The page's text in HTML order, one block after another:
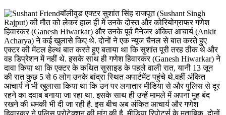
बॉलीवुड एक्टर सुशांत सिंह राजपूत (Sushant Singh
Rajput) की मौत को लेकर हाल ही में उनके दोस्त और कोरियोग्राफर गणेश
हिवारकर (Ganesh Hiwarkar) और उनके पूर्व मैनेजर अंकित आचार्य (Ankit
Acharya) ने कई खुलासे किए थे. दोनों ने एक न्यूज चैनल से बात करते हुए
एक्टर की मेंटल हेल्थ बात करते हुए बताया था कि सुशांत पूरी तरह ठीक थे और
वह डिप्रेशन में नहीं थे. इसके साथ ही गणेश हिवारकर (Ganesh Hiwarkar) ने
दावा किया था कि एक्टर के कथित सुसाइड के पहले वाली रात, यानी 13 जून
की रात कुछ 5 से 6 लोग उनके बांद्रा स्थित अपार्टमेंट पहुंचे थे.वहीं अंकित
आचार्य ने भी खुलासा किया था कि उन पर लगातार मीडिया से और पुलिस से दूर
रहने का दवाब बनाया जा रहा था. इसके साथ ही उन्हें मामले में अपना मुह बंद
रखने की धमकी भी दी जा रही है. इस बीच अब अंकित आचार्य और गणेश
हिवारकर ने पुलिस प्रोटेक्शन की मांग की है. मीडिया रिपोर्ट्स के मुताबिक, दोनों